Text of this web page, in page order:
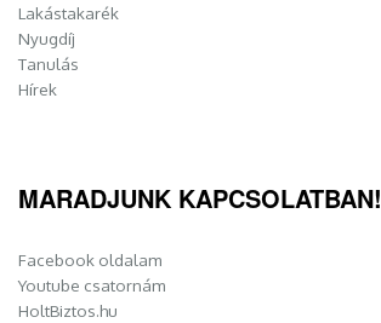
Lakástakarék
Nyugdíj
Tanulás
Hírek
MARADJUNK KAPCSOLATBAN!
Facebook oldalam
Youtube csatornám
HoltBiztos.hu